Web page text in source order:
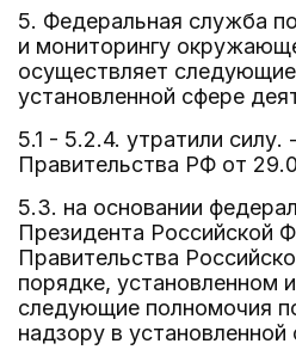
5. Федеральная служба
и мониторингу
осуществляет
установленной сфере
5.1 - 5.2.4. утратили
Правительства РФ от
5.3. на основании
Президента Российской
Правительства
порядке, установленном
следующие полномочия
надзору в